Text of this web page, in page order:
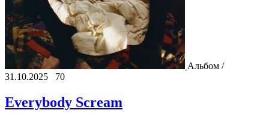
Альбом /
31.10.2025
70
Everybody Scream